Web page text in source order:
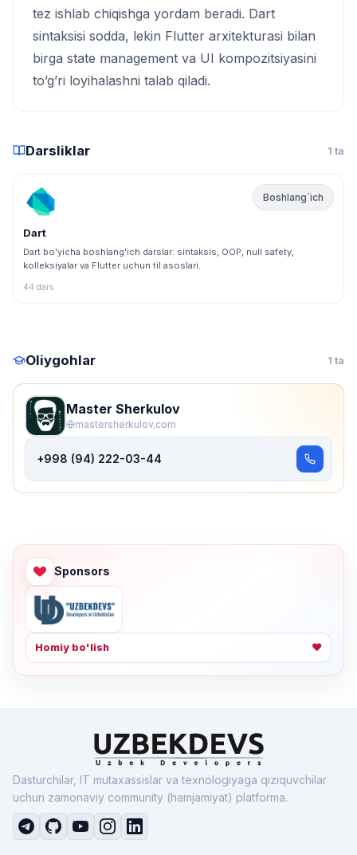
tez ishlab chiqishga yordam beradi. Dart
sintaksisi sodda, lekin Flutter arxitekturasi bilan
birga state management va UI kompozitsiyasini
to’g’ri loyihalashni talab qiladi.
Darsliklar 1 ta
Boshlang`ich
Dart
Dart bo'yicha boshlang'ich darslar: sintaksis, OOP, null safety,
kolleksiyalar va Flutter uchun til asoslari.
44 dars
Oliygohlar 1 ta
Master Sherkulov
mastersherkulov.com
+998 (94) 222-03-44
Sponsors
Homiy bo'lish ❤
Dasturchilar, IT mutaxassislar va texnologiyaga qiziquvchilar
uchun zamonaviy community (hamjamiyat) platforma.